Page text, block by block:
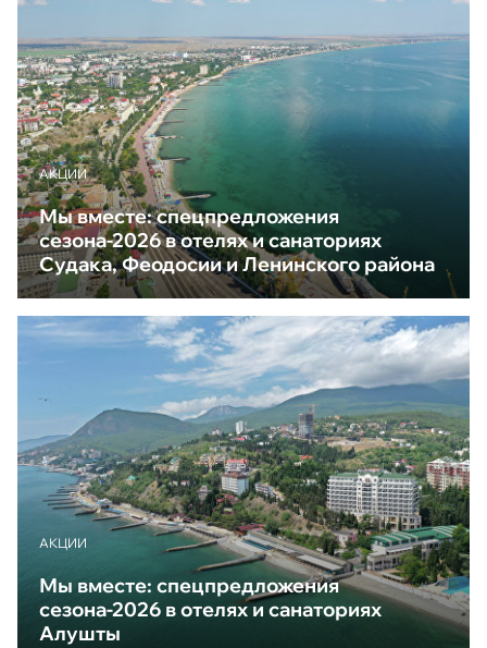
АКЦИИ
Мы вместе: спецпредложения
сезона-2026 в отелях и санаториях
Судака, Феодосии и Ленинского района
АКЦИИ
Мы вместе: спецпредложения
сезона-2026 в отелях и санаториях
Алушты